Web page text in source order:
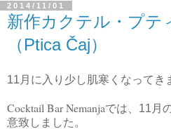
2014/11/01
新作カクテル・プテ
（Ptica Čaj）
11月に入り少し肌寒くなってき
Cocktail Bar Nemanjaでは、11月
意致しました。